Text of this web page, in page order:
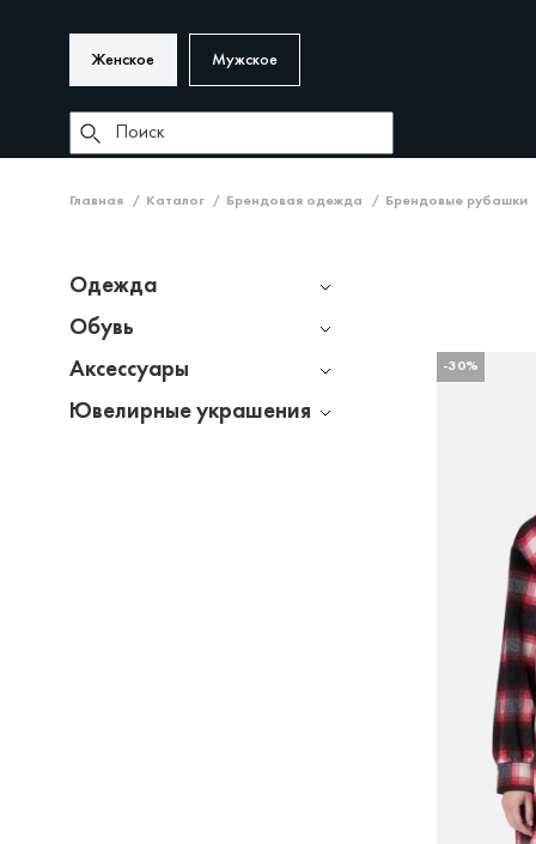
Женское Мужское
Главная Каталог Брендовая одежда Брендовые рубашки
Одежда
Обувь
Аксессуары
Ювелирные украшения
-30%